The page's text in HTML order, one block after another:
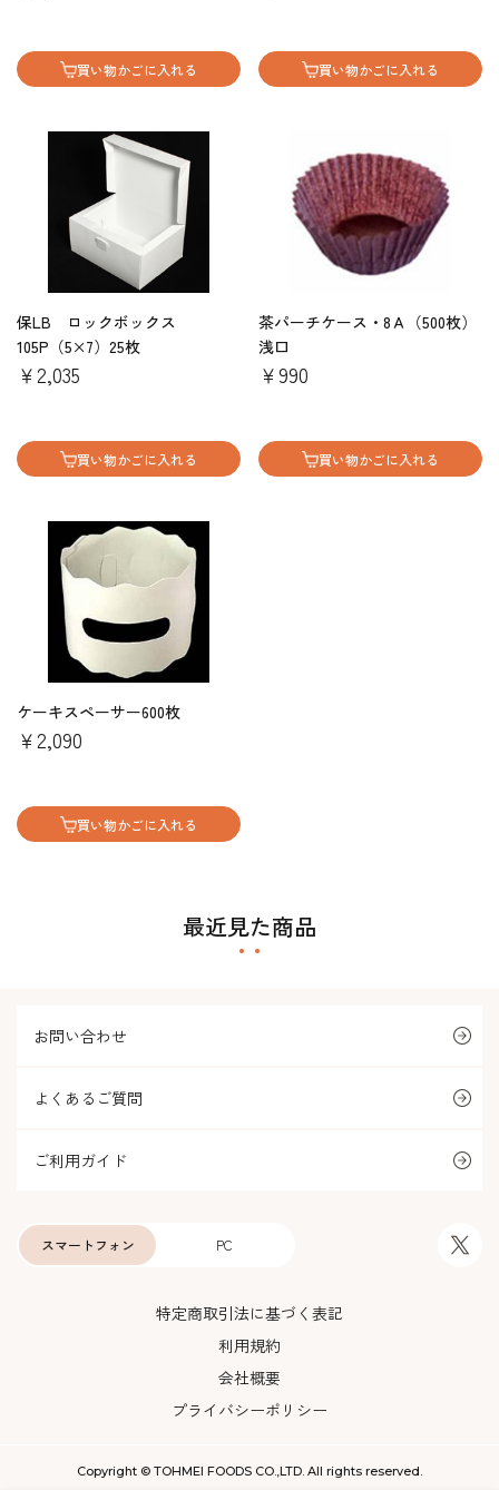
買い物かごに入れる 買い物かごに入れる
保LB ロックボックス
105P（5×7）25枚
￥2,035
買い物かごに入れる
茶パーチケース・8Ａ（500枚）
浅口
￥990
買い物かごに入れる
ケーキスペーサー600枚
￥2,090
買い物かごに入れる
最近見た商品
お問い合わせ
よくあるご質問
ご利用ガイド
PC
スマートフォン
特定商取引法に基づく表記
利用規約
会社概要
プライバシーポリシー
Copyright © TOHMEI FOODS CO.,LTD. All rights reserved.